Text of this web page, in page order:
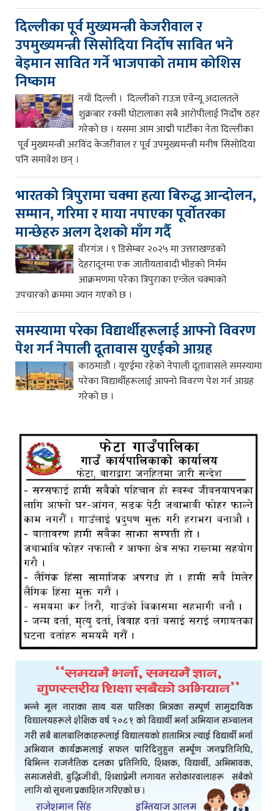
दिल्लीका पूर्व मुख्यमन्त्री केजरीवाल र
उपमुख्यमन्त्री सिसोदिया निर्दोष सावित भने
बेइमान सावित गर्ने भाजपाको तमाम कोशिस
निष्काम
नयाँ दिल्ली । दिल्लीको राउज़ एवेन्यू अदालतले
शुक्रबार रक्सी घोटालाका सबै आरोपीलाई निर्दोष ठहर
गरेको छ । यसमा आम आद्मी पार्टीका नेता दिल्लीका
पूर्व मुख्यमन्त्री अरविंद केजरीवाल र पूर्व उपमुख्यमन्त्री मनीष सिसोदिया
पनि समावेश छन् ।
भारतको त्रिपुरामा चक्मा हत्या बिरुद्ध आन्दोलन,
सम्मान, गरिमा र माया नपाएका पूर्वोतरका
मान्छेहरु अलग देशको माँग गर्दै
वीरगंज । ९ डिसेम्बर २०२५ मा उत्तराखण्डको
देहरादूनमा एक जातीयतावादी भीडको निर्मम
आक्रमणमा परेका त्रिपुराका एन्जेल चक्माको
उपचारको क्रममा ज्यान गएको छ ।
समस्यामा परेका विद्यार्थीहरूलाई आफ्नो विवरण
पेश गर्न नेपाली दूतावास युएईको आग्रह
काठमाडौं । यूएईमा रहेको नेपाली दूतावासले समस्यामा
परेका विद्यार्थीहरूलाई आफ्नो विवरण पेश गर्न आग्रह
गरेको छ ।